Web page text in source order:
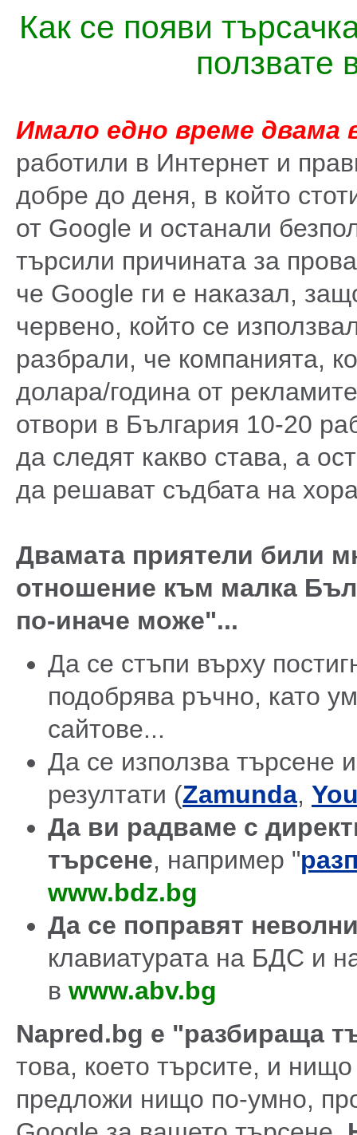
Как се появи
ползвате
Имало едно време двама
работили в Интернет и
добре до деня, в който
от Google и останали
търсили причината за
че Google ги е наказал,
червено, който се
разбрали, че компанията,
долара/година от
отвори в България 10-20
да следят какво става, а
да решават съдбата на
Двамата приятели били
отношение към малка
по-иначе може"...
Да се стъпи върху
подобрява ръчно, като
сайтове...
Да се използва търсене
резултати (Zamunda,
Да ви радваме с
търсене, например "
www.bdz.bg
Да се поправят
клавиатурата на БДС и
в www.abv.bg
Napred.bg е "разбираща
това, което търсите, и
предложи нищо по-умно,